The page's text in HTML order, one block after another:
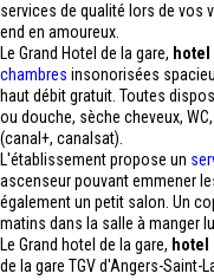
services de qualité lors de vos
end en amoureux.
Le Grand Hotel de la gare,
chambres insonorisées
haut débit gratuit. Toutes
ou douche, sèche cheveux,
(canal+, canalsat).
L'établissement propose un
ascenseur pouvant emmener
également un petit salon. Un
matins dans la salle à manger
Le Grand hotel de la gare, hotel
de la gare TGV d'Angers-Saint-